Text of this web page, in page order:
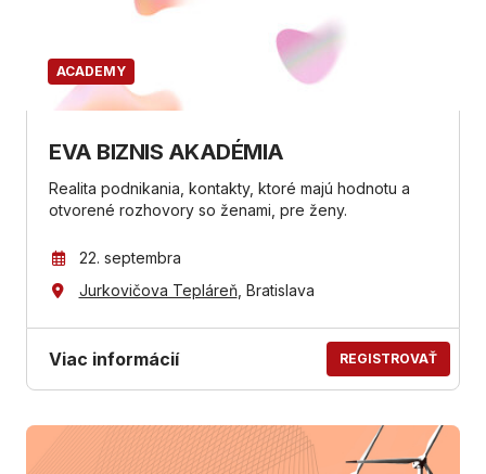
ACADEMY
EVA BIZNIS AKADÉMIA
Realita podnikania, kontakty, ktoré majú hodnotu a
otvorené rozhovory so ženami, pre ženy.
22. septembra
Jurkovičova Tepláreň, Bratislava
Viac informácií REGISTROVAŤ